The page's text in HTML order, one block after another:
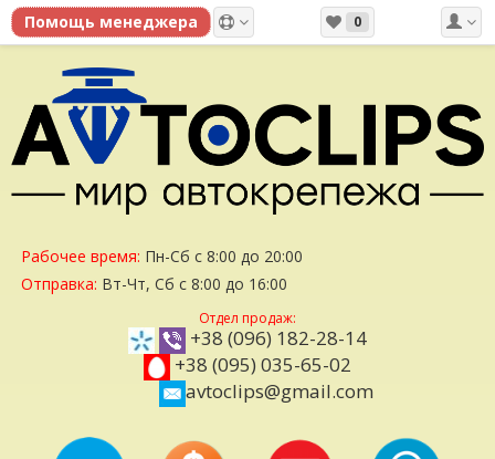
0
Рабочее время: Пн-Сб с 8:00 до 20:00
Отправка: Вт-Чт, Сб с 8:00 до 16:00
Отдел продаж:
+38 (096) 182-28-14
+38 (095) 035-65-02
avtoclips@gmail.com